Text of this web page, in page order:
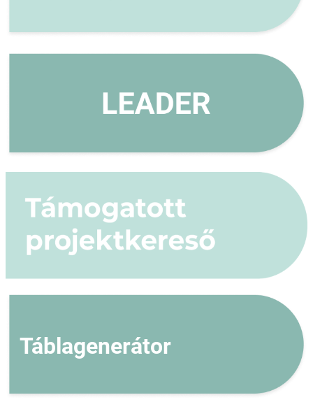
Táblagenerátor